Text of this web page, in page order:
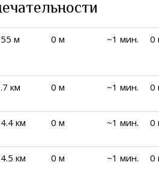
м 0 м ~1 мин. 0
км 0 м ~1 мин. 0
км 0 м ~1 мин. 0
км 0 м ~1 мин. 0